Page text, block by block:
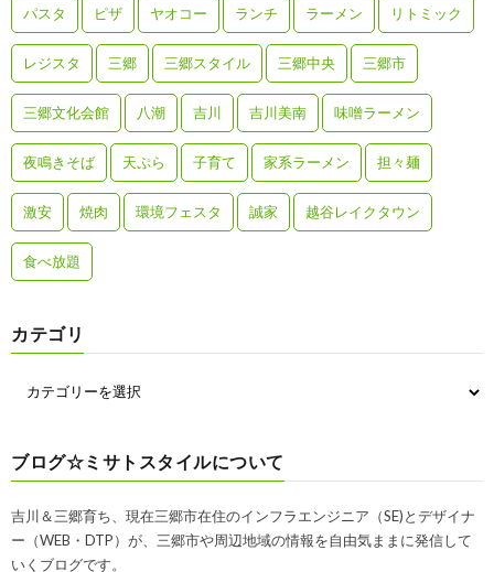
パスタ ピザ ヤオコー ランチ ラーメン リトミック
レジスタ 三郷 三郷スタイル 三郷中央 三郷市
三郷文化会館 八潮 吉川 吉川美南 味噌ラーメン
夜鳴きそば 天ぷら 子育て 家系ラーメン 担々麺
激安 焼肉 環境フェスタ 誠家 越谷レイクタウン
食べ放題
カテゴリ
ブログ☆ミサトスタイルについて
吉川＆三郷育ち、現在三郷市在住のインフラエンジニア（SE)とデザイナ
ー（WEB・DTP）が、三郷市や周辺地域の情報を自由気ままに発信して
いくブログです。